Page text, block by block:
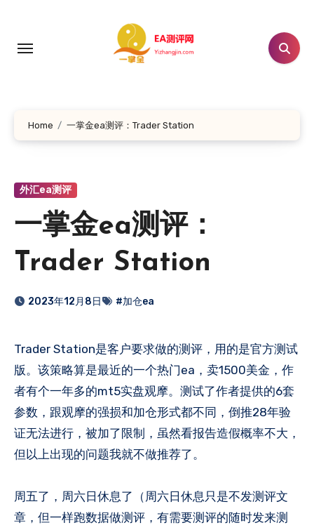
Home 一掌金ea测评：Trader Station
外汇ea测评
一掌金ea测评：
Trader Station
2023年12月8日 #加仓ea
Trader Station是客户要求做的测评，用的是官方测试
版。该策略算是最近的一个热门ea，卖1500美金，作
者有个一年多的mt5实盘观摩​。测试了作者提供的6套
参数，跟观摩的强损和加仓形式都不同，倒推28年验
证无法进行，被加了限制，虽然看报告造假概率不大，
但以上出现的问题我就不做推荐了​。
周五了，周六日休息了（周六日休息只是不发测评文
章，但一样跑数据做测评，有需要测评的随时发来测